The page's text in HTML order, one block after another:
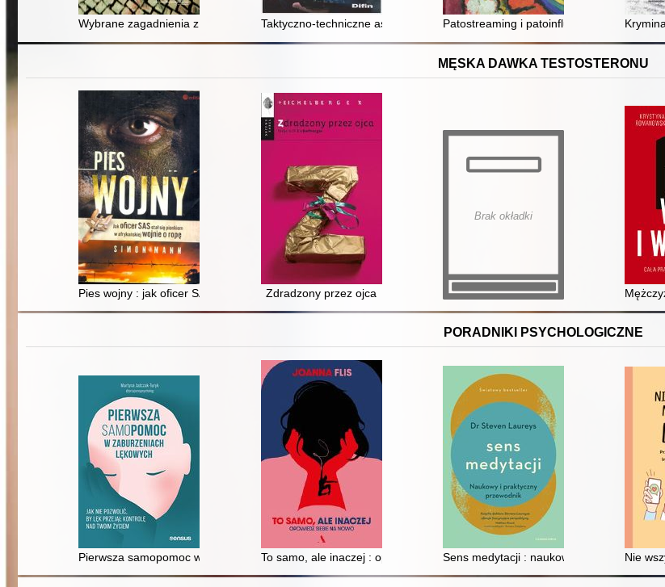
Wybrane zagadnienia z nauk penalnychTaktyczno-techniczne aspekty przeciwdziałania przestępczości
Patostreaming i patoinfluencing jako
MĘSKA DAWKA TESTOSTERONU
Pies wojny : jak oficer SAS stał się pionkiem w afrykańskiej wojnie o ropę
Zdradzony przez ojca
Brak okładki
PORADNIKI PSYCHOLOGICZNE
Pierwsza samopomoc w zaburzeniach lękowych : jak nie pozwolić, by lęk przejął kontrolę nad twoim życiem
To samo, ale inaczej : opowiedz siebie na nowoSens medytacji : naukowy i praktyczny
Nie